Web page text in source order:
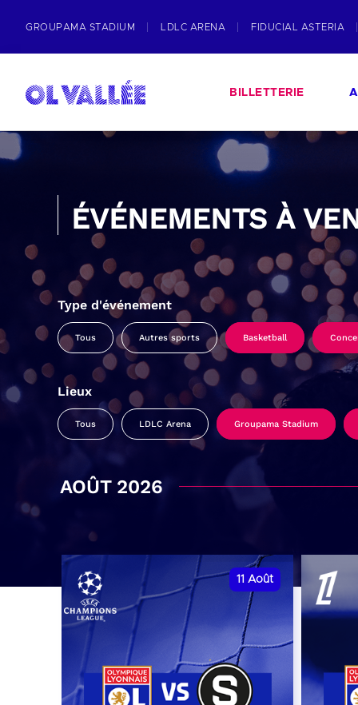
GROUPAMA STADIUM LDLC ARENA FIDUCIAL ASTERIA
BILLETTERIE
ÉVÉNEMENTS À
Type d'événement
Tous Autres sports Basketball
Lieux
Tous LDLC Arena Groupama Stadium
AOÛT 2026
11 Août